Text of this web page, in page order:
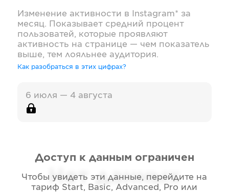
Изменение активности в Instagram* за
месяц. Показывает средний процент
пользоватей, которые проявляют
активность на странице — чем показатель
выше, тем лояльнее аудитория.
Как разобраться в этих цифрах?
6 июля — 4 августа
Нет данных
Доступ к данным ограничен
Чтобы увидеть эти данные, перейдите на
тариф Start, Basic, Advanced, Pro или